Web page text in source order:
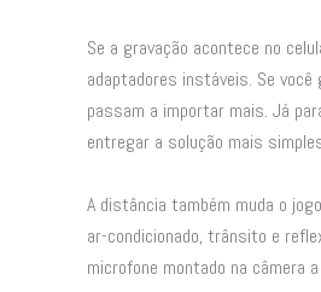
Se a gravação acontece no
adaptadores instáveis. Se você
passam a importar mais. Já
entregar a solução mais
A distância também muda o
ar-condicionado, trânsito e
microfone montado na câmera